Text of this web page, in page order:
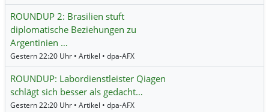
ROUNDUP 2: Brasilien stuft
diplomatische Beziehungen zu
Argentinien …
Gestern 22:20 Uhr • Artikel • dpa-AFX
ROUNDUP: Labordienstleister Qiagen
schlägt sich besser als gedacht…
Gestern 22:20 Uhr • Artikel • dpa-AFX